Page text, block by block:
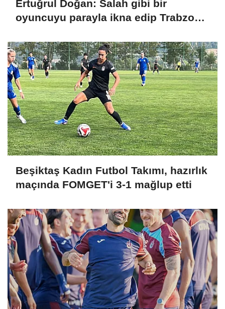
Ertuğrul Doğan: Salah gibi bir
oyuncuyu parayla ikna edip Trabzon'a
Beşiktaş Kadın Futbol Takımı, hazırlık
maçında FOMGET'i 3-1 mağlup etti